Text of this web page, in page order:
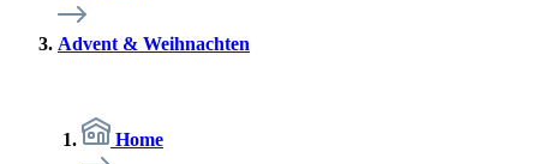
Advent & Weihnachten
Home